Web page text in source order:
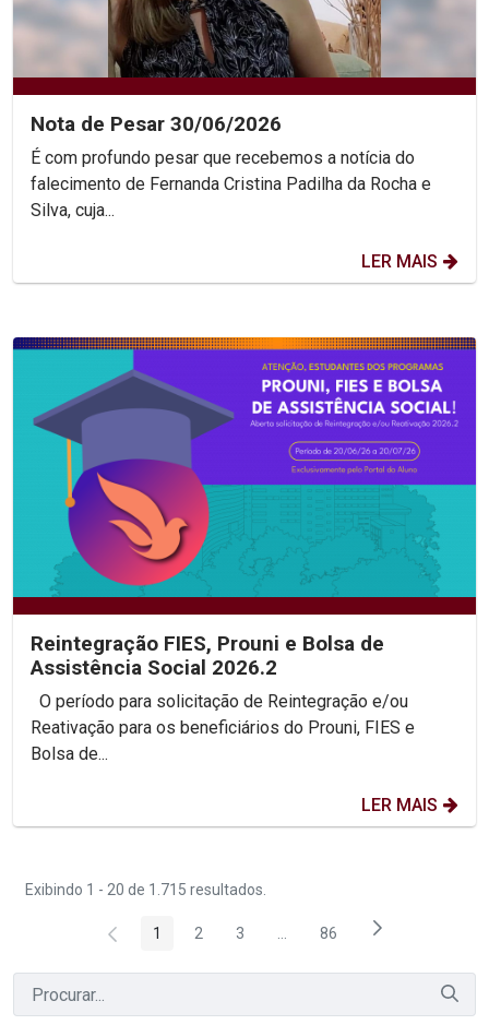
Nota de Pesar 30/06/2026
É com profundo pesar que recebemos a notícia do
falecimento de Fernanda Cristina Padilha da Rocha e
Silva, cuja...
LER MAIS
Reintegração FIES, Prouni e Bolsa de
Assistência Social 2026.2
Reativação para os beneficiários do Prouni, FIES e
Bolsa de...
LER MAIS
Exibindo 1 - 20 de 1.715 resultados.
Página
1 Página
2 Página
3 Páginas intermediárias Usar
Página
86